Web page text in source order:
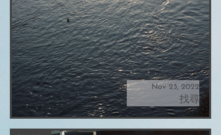
Nov 23, 2022
找尋